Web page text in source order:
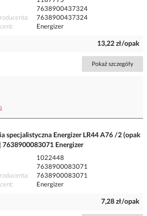
7638900437324
7638900437324
Energizer
13,22 zł/opak
Pokaż szczegóły
specjalistyczna Energizer LR44 A76 /2 (opak
7638900083071 Energizer
1022448
7638900083071
7638900083071
Energizer
7,28 zł/opak